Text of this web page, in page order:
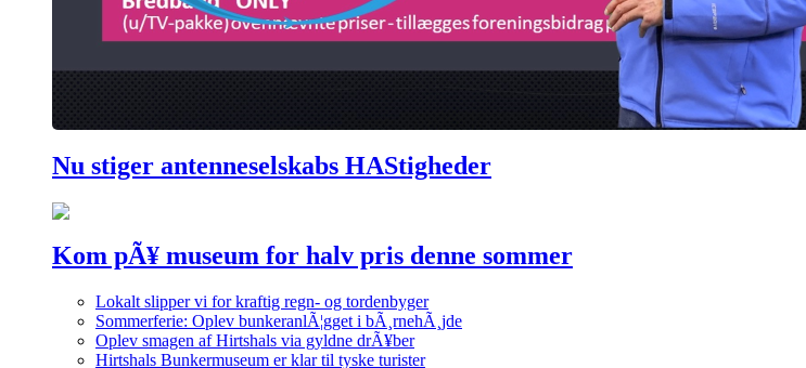
Nu stiger antenneselskabs HAStigheder
Kom pÃ¥ museum for halv pris denne sommer
Lokalt slipper vi for kraftig regn- og tordenbyger
Sommerferie: Oplev bunkeranlÃ¦gget i bÃ¸rnehÃ¸jde
Oplev smagen af Hirtshals via gyldne drÃ¥ber
Hirtshals Bunkermuseum er klar til tyske turister